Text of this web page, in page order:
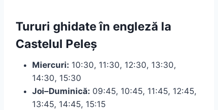
Tururi ghidate în engleză la
Castelul Peleș
Miercuri: 10:30, 11:30, 12:30, 13:30,
14:30, 15:30
Joi–Duminică: 09:45, 10:45, 11:45, 12:45,
13:45, 14:45, 15:15